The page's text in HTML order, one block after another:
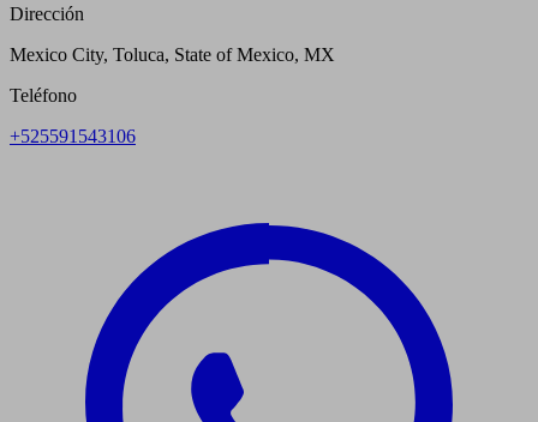
Dirección
Mexico City, Toluca, State of Mexico, MX
Teléfono
+525591543106